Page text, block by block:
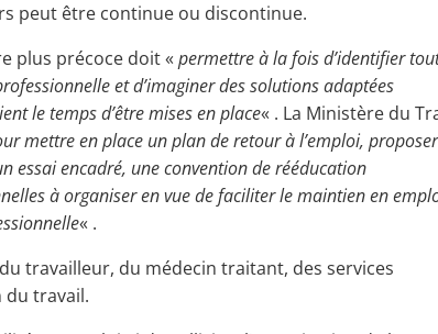
peut être continue ou discontinue.
plus précoce doit «permettre à la fois d’identifier
et d’imaginer des solutions adaptées
le temps d’être mises en place« . La Ministère du
mettre en place un plan de retour à l’emploi,
essai encadré, une convention de rééducation
à organiser en vue de faciliter le maintien en
« .
travailleur, du médecin traitant, des services
du travail.